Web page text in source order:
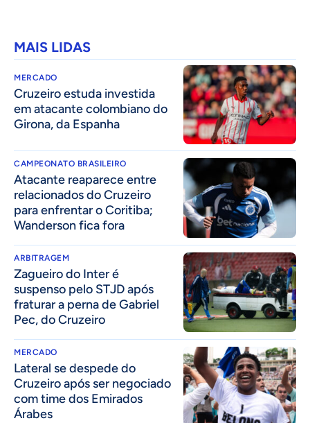
MAIS LIDAS
MERCADO
Cruzeiro estuda investida
em atacante colombiano do
Girona, da Espanha
CAMPEONATO BRASILEIRO
Atacante reaparece entre
relacionados do Cruzeiro
para enfrentar o Coritiba;
Wanderson fica fora
ARBITRAGEM
Zagueiro do Inter é
suspenso pelo STJD após
fraturar a perna de Gabriel
Pec, do Cruzeiro
MERCADO
Lateral se despede do
Cruzeiro após ser negociado
com time dos Emirados
Árabes